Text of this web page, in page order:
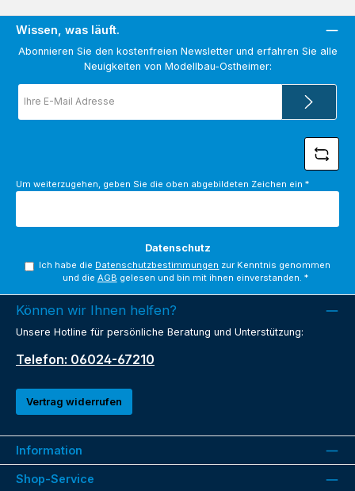
Wissen, was läuft.
Abonnieren Sie den kostenfreien Newsletter und erfahren Sie alle
Neuigkeiten von Modellbau-Ostheimer:
Mail-
Adresse
Um weiterzugehen, geben Sie die oben abgebildeten Zeichen ein *
Datenschutz
Ich habe die Datenschutzbestimmungen zur Kenntnis genommen
und die AGB gelesen und bin mit ihnen einverstanden. *
Können wir Ihnen helfen?
Unsere Hotline für persönliche Beratung und Unterstützung:
Telefon: 06024-67210
Vertrag widerrufen
Information
Shop-Service